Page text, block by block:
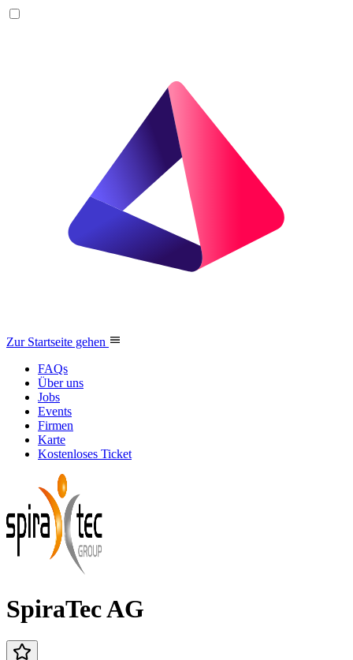
Zur Startseite gehen
FAQs
Über uns
Jobs
Events
Firmen
Karte
Kostenloses Ticket
SpiraTec AG